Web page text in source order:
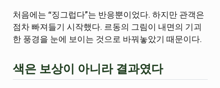
처음에는 “징그럽다”는 반응뿐이었다. 하지만 관객은
점차 빠져들기 시작했다. 르동의 그림이 내면의 기괴
한 풍경을 눈에 보이는 것으로 바꿔놓았기 때문이다.
색은 보상이 아니라 결과였다